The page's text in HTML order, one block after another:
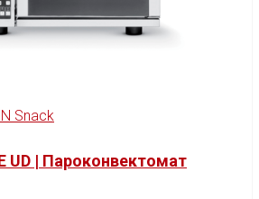
Snack
UD | Пароконвектомат